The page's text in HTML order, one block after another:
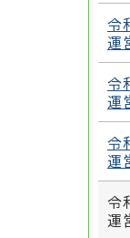
令
運
令
運
令
運
令
運